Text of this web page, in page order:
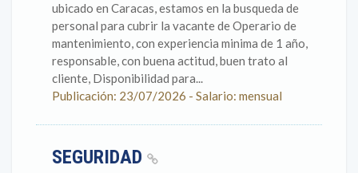
ubicado en Caracas, estamos en la busqueda de
personal para cubrir la vacante de Operario de
mantenimiento, con experiencia minima de 1 año,
responsable, con buena actitud, buen trato al
cliente, Disponibilidad para...
Publicación: 23/07/2026 - Salario: mensual
SEGURIDAD